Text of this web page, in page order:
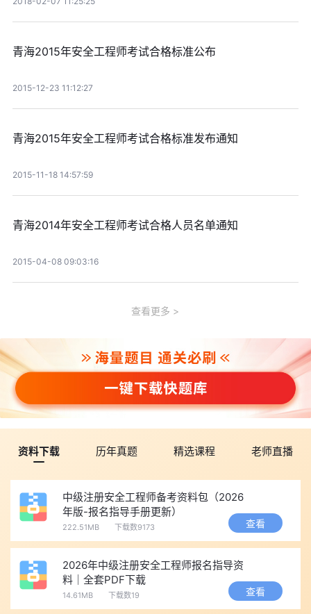
青海2015年安全工程师考试合格标准公布
2015-12-23 11:12:27
青海2015年安全工程师考试合格标准发布通知
2015-11-18 14:57:59
青海2014年安全工程师考试合格人员名单通知
2015-04-08 09:03:16
查看更多
资料下载 历年真题 精选课程 老师直播
中级注册安全工程师备考资料包（2026
年版-报名指导手册更新）
222.51MB 下载数9173 查看
2026年中级注册安全工程师报名指导资
料｜全套PDF下载
14.61MB 下载数19 查看